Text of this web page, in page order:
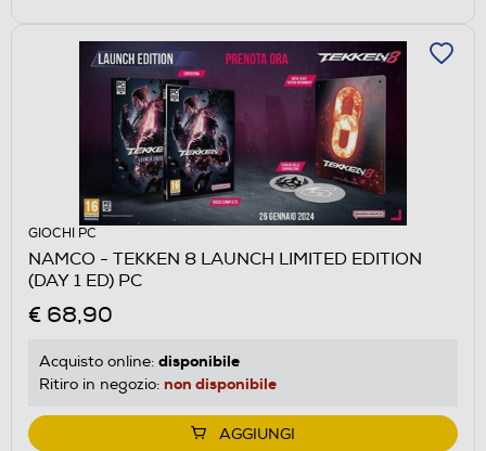
GIOCHI PC
NAMCO - TEKKEN 8 LAUNCH LIMITED EDITION
(DAY 1 ED) PC
€ 68,90
Acquisto online: disponibile
Ritiro in negozio: non disponibile
AGGIUNGI